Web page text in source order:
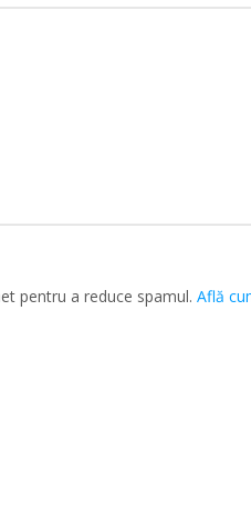
pentru a reduce spamul. Află